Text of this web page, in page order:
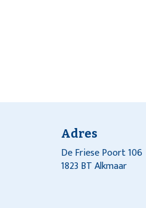
Adres
De Friese Poort 106
1823 BT Alkmaar